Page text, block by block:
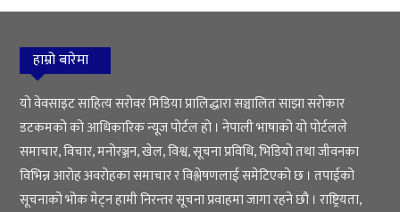
हाम्रो बारेमा
यो वेवसाइट साहित्य सरोवर मिडिया प्रालिद्धारा सञ्चालित साझा सरोकार
डटकमको को आधिकारिक न्यूज पोर्टल हो । नेपाली भाषाको यो पोर्टलले
समाचार, विचार, मनोरञ्जन, खेल, विश्व, सूचना प्रविधि, भिडियो तथा जीवनका
विभिन्न आरोह अवरोहका समाचार र विश्लेषणलाई समेटिएको छ । तपाईको
सूचनाको भोक मेट्न हामी निरन्तर सूचना प्रवाहमा जागा रहने छौ । राष्ट्रियता,